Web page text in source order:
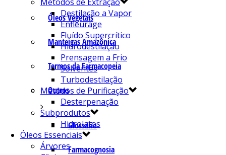
Óleos Vegetais
Manteigas Amazônica
Termos da Farmacopeia
Outros
Glossário
Farmacognosia
Destilação a Vapor
Enfleurage
Fluído Supercrítico
Hidrodestilação
Prensagem a Frio
Solventes
Turbodestilação
Métodos de Purificação
Desterpenação
Subprodutos
Hidrolatos
Óleos Essenciais
Árvores